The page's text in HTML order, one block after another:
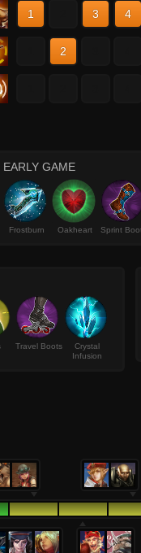
1 3 4
2
EARLY GAME
Frostburn Oakheart Sprint
Travel Boots
Crystal
Infusion